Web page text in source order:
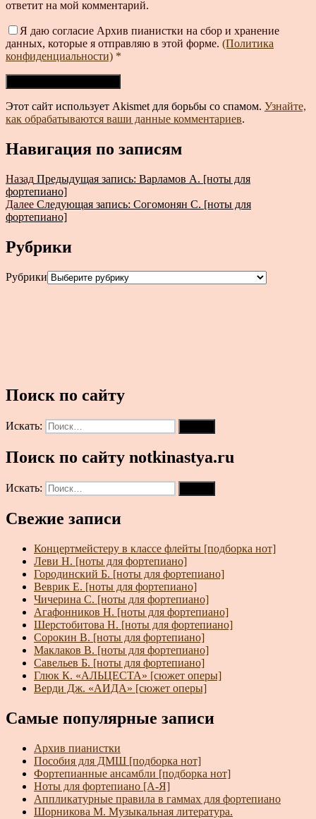
ответит на мой комментарий.
Я даю согласие Архив пианистки на сбор и хранение
данных, которые я отправляю в этой форме. (Политика
конфиденциальности) *
Этот сайт использует Akismet для борьбы со спамом. Узнайте,
как обрабатываются ваши данные комментариев.
Навигация по записям
Назад Предыдущая запись: Варламов А. [ноты для
фортепиано]
Далее Следующая запись: Согомонян С. [ноты для
фортепиано]
Рубрики
Рубрики
Поиск по сайту
Искать:
Поиск по сайту notkinastya.ru
Искать:
Свежие записи
Концертмейстеру в классе флейты [подборка нот]
Леви Н. [ноты для фортепиано]
Городинский Б. [ноты для фортепиано]
Веврик Е. [ноты для фортепиано]
Чичерина С. [ноты для фортепиано]
Агафонников Н. [ноты для фортепиано]
Шерстобитова Н. [ноты для фортепиано]
Сорокин В. [ноты для фортепиано]
Маклаков В. [ноты для фортепиано]
Савельев Б. [ноты для фортепиано]
Глюк К. «АЛЬЦЕСТА» [сюжет оперы]
Верди Дж. «АИДА» [сюжет оперы]
Самые популярные записи
Архив пианистки
Пособия для ДМШ [подборка нот]
Фортепианные ансамбли [подборка нот]
Ноты для фортепиано [А-Я]
Аппликатурные правила в гаммах для фортепиано
Шорникова М. Музыкальная литература.